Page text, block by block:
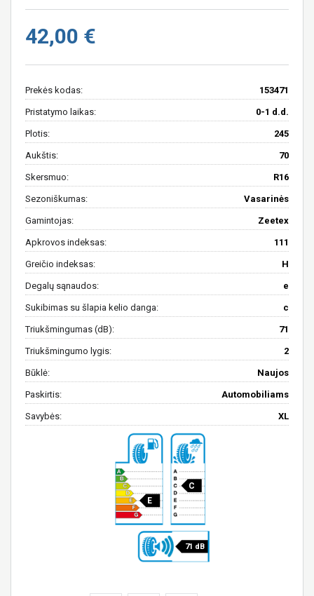
42,00 €
Prekės kodas: 153471
Pristatymo laikas: 0-1 d.d.
Plotis: 245
Aukštis: 70
Skersmuo: R16
Sezoniškumas: Vasarinės
Gamintojas: Zeetex
Apkrovos indeksas: 111
Greičio indeksas: H
Degalų sąnaudos: e
Sukibimas su šlapia kelio danga: c
Triukšmingumas (dB): 71
Triukšmingumo lygis: 2
Būklė: Naujos
Paskirtis: Automobiliams
Savybės: XL
E
C
71 dB